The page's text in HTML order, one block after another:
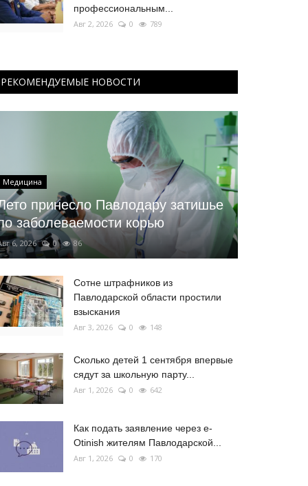
профессиональным...
Авг 2, 2026 0 789
РЕКОМЕНДУЕМЫЕ НОВОСТИ
Медицина
принесло Павлодару затишье
заболеваемости корью
6, 2026 0 86
Сотне штрафников из
Павлодарской области простили
взыскания
Авг 3, 2026 0 148
Сколько детей 1 сентября впервые
сядут за школьную парту...
Авг 1, 2026 0 642
Как подать заявление через e-
Otinish жителям Павлодарской...
Авг 1, 2026 0 170